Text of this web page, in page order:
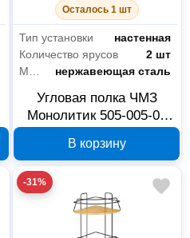
Осталось 1 шт
Тип установки
настенная
Количество ярусов
2 шт
нержавеющая сталь
Угловая полка ЧМЗ
Монолитик 505-005-01
В корзину
-31%